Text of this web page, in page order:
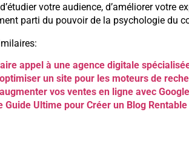
votre audience, d’améliorer votre
parti du pouvoir de la psychologie du
appel à une agence digitale
un site pour les moteurs de
vos ventes en ligne avec
Guide Ultime pour Créer un Blog